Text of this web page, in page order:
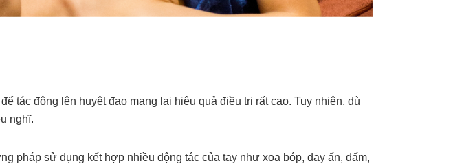
tác động lên huyệt đạo mang lại hiệu quả điều trị rất cao. Tuy nhiên, dù
nghĩ.
pháp sử dụng kết hợp nhiều động tác của tay như xoa bóp, day ấn, đấm,